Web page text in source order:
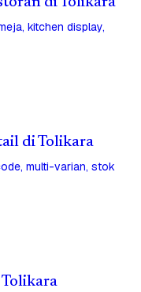
kitchen display,
di Tolikara
multi-varian, stok
Tolikara